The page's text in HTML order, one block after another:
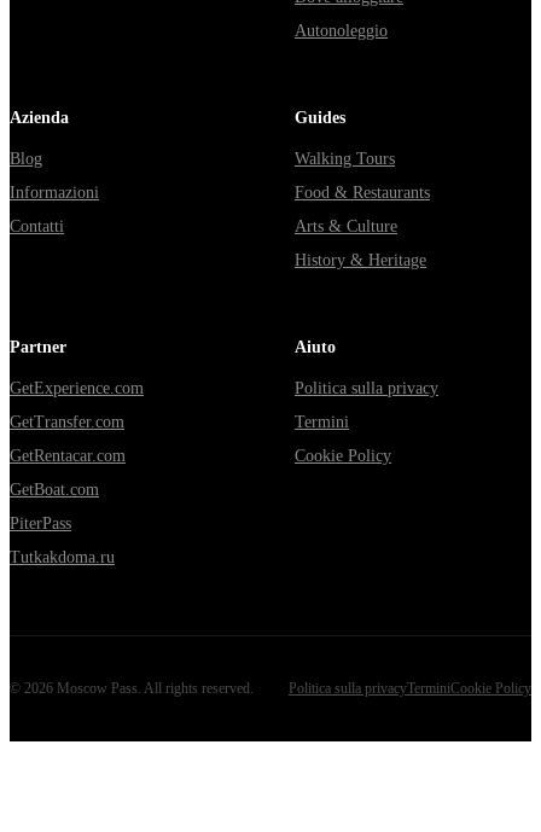
Autonoleggio
Azienda
Blog
Informazioni
Contatti
Guides
Walking Tours
Food & Restaurants
Arts & Culture
History & Heritage
Partner
GetExperience.com
GetTransfer.com
GetRentacar.com
GetBoat.com
PiterPass
Tutkakdoma.ru
Aiuto
Politica sulla privacy
Termini
Cookie Policy
© 2026 Moscow Pass. All rights reserved. Politica sulla privacyTerminiCookie Policy